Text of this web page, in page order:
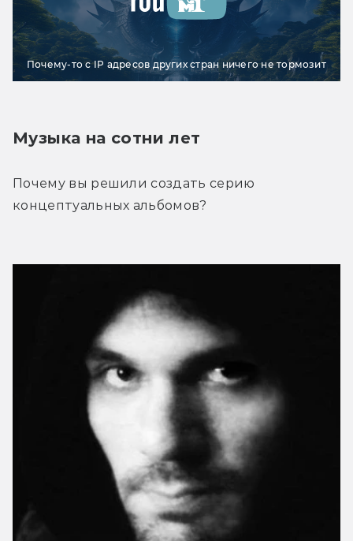
Почему-то с IP адресов других стран ничего не тормозит
Музыка на сотни лет
Почему вы решили создать серию
концептуальных альбомов?